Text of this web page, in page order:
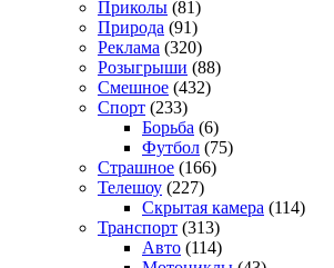
Приколы (81)
Природа (91)
Реклама (320)
Розыгрыши (88)
Смешное (432)
Спорт (233)
Борьба (6)
Футбол (75)
Страшное (166)
Телешоу (227)
Скрытая камера (114)
Транспорт (313)
Авто (114)